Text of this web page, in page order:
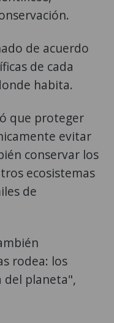
de acuerdo
de cada
habita.
que proteger
evitar
conservar los
ecosistemas
de
rodea: los
del planeta",